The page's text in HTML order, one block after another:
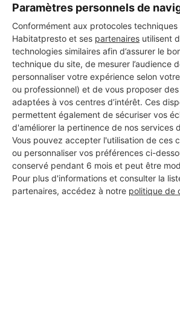
Paramètres personnels de
Conformément aux protocoles
Habitatpresto et ses partenaires utilisent
technologies similaires afin d’assurer le
technique du site, de mesurer l’audience
personnaliser votre expérience selon
ou professionnel) et de vous proposer
adaptées à vos centres d’intérêt. Ces
permettent également de sécuriser vos
d'améliorer la pertinence de nos services
Vous pouvez accepter l'utilisation de ces
ou personnaliser vos préférences ci-
conservé pendant 6 mois et peut être
Pour plus d'informations et consulter la
partenaires, accédez à notre politique de
DEMANDER UN